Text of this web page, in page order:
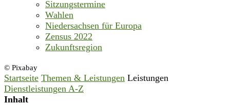
Sitzungstermine
Wahlen
Niedersachsen für Europa
Zensus 2022
Zukunftsregion
© Pixabay
Startseite Themen & Leistungen Leistungen
Dienstleistungen A-Z
Inhalt